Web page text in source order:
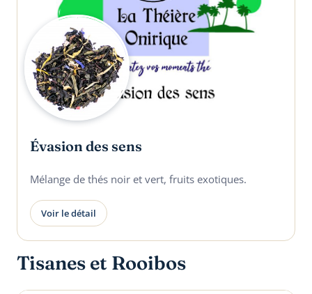
Évasion des sens
Mélange de thés noir et vert, fruits exotiques.
Voir le détail
Tisanes et Rooibos